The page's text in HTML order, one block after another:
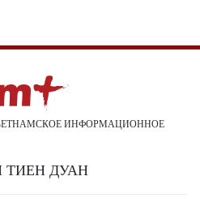
ИНФОРМАЦИОННОЕ
ТИЕН ДУАН